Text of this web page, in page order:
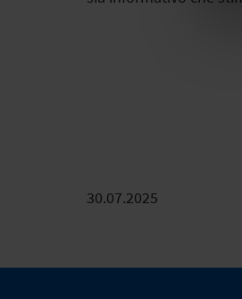
30.07.2025